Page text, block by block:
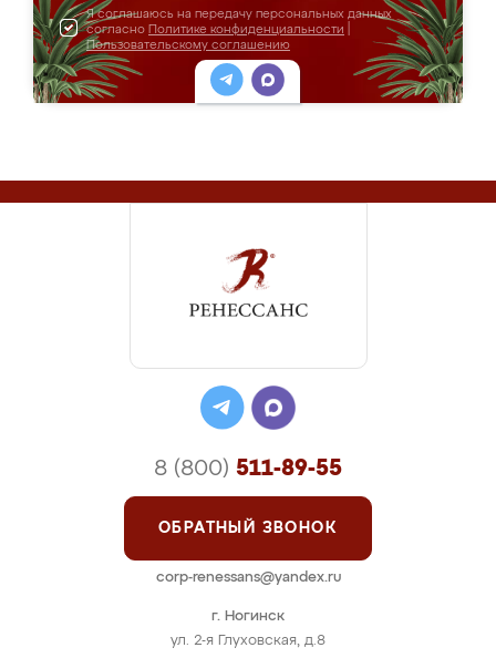
Я соглашаюсь на передачу персональных данных
согласно Политике конфиденциальности
Пользовательскому соглашению
г. Ногинск
ул. 2-я Глуховская, д.8
8 (800) 511-89-55
ОБРАТНЫЙ ЗВОНОК
corp-renessans@yandex.ru